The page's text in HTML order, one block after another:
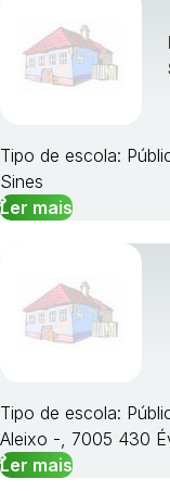
Tipo de escola:
Sines
Ler mais
Tipo de escola:
Aleixo -, 7005 430
Ler mais